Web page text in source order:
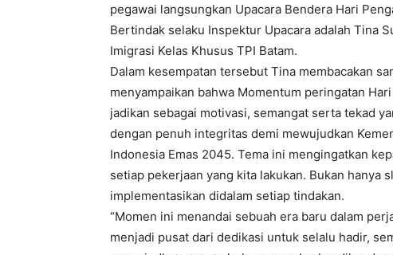
pegawai langsungkan Upacara Bendera Hari
Bertindak selaku Inspektur Upacara adalah Tina
Imigrasi Kelas Khusus TPI Batam.
Dalam kesempatan tersebut Tina membacakan
menyampaikan bahwa Momentum peringatan
jadikan sebagai motivasi, semangat serta tekad
dengan penuh integritas demi mewujudkan
Indonesia Emas 2045. Tema ini mengingatkan
setiap pekerjaan yang kita lakukan. Bukan hanya
implementasikan didalam setiap tindakan.
“Momen ini menandai sebuah era baru dalam
menjadi pusat dari dedikasi untuk selalu hadir,